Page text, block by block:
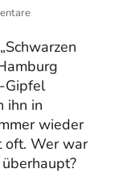
Gipfel
ihn in
wieder
oft. Wer war